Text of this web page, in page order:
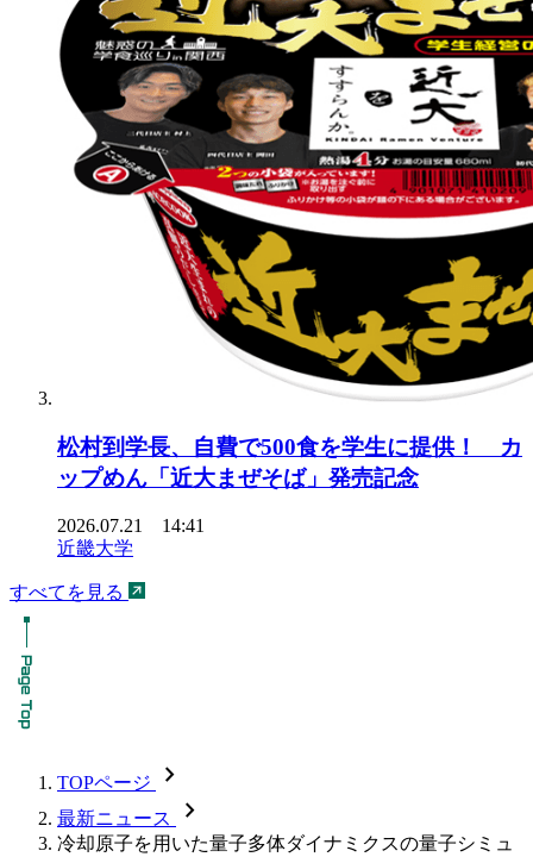
松村到学長、自費で500食を学生に提供！ カ
ップめん「近大まぜそば」発売記念
2026.07.21 14:41
近畿大学
すべてを見る
TOPページ chevron_forward
最新ニュース chevron_forward
冷却原子を用いた量子多体ダイナミクスの量子シミュ